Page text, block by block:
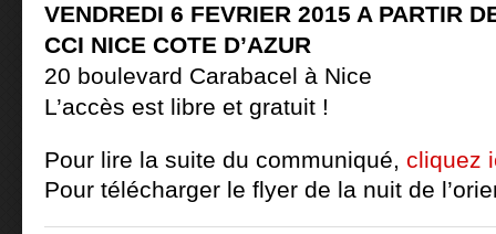
VENDREDI 6 FEVRIER 2015 A PARTIR
CCI NICE COTE D’AZUR
20 boulevard Carabacel à Nice
L’accès est libre et gratuit !
Pour lire la suite du communiqué, cliquez
Pour télécharger le flyer de la nuit de